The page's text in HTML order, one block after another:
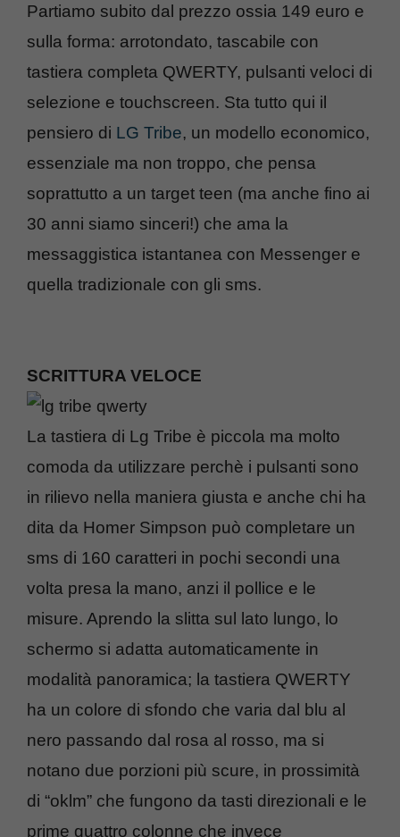
Partiamo subito dal prezzo ossia 149 euro e
sulla forma: arrotondato, tascabile con
tastiera completa QWERTY, pulsanti veloci di
selezione e touchscreen. Sta tutto qui il
pensiero di LG Tribe, un modello economico,
essenziale ma non troppo, che pensa
soprattutto a un target teen (ma anche fino ai
30 anni siamo sinceri!) che ama la
messaggistica istantanea con Messenger e
quella tradizionale con gli sms.
SCRITTURA VELOCE
La tastiera di Lg Tribe è piccola ma molto
comoda da utilizzare perchè i pulsanti sono
in rilievo nella maniera giusta e anche chi ha
dita da Homer Simpson può completare un
sms di 160 caratteri in pochi secondi una
volta presa la mano, anzi il pollice e le
misure. Aprendo la slitta sul lato lungo, lo
schermo si adatta automaticamente in
modalità panoramica; la tastiera QWERTY
ha un colore di sfondo che varia dal blu al
nero passando dal rosa al rosso, ma si
notano due porzioni più scure, in prossimità
di “oklm” che fungono da tasti direzionali e le
prime quattro colonne che invece